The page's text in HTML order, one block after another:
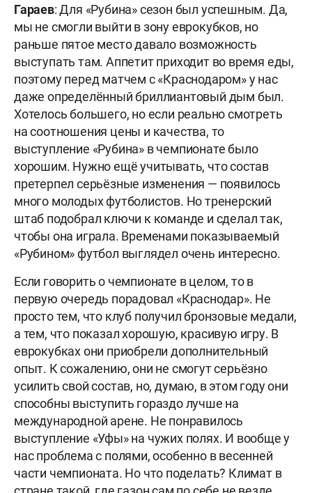
Гараев: Для «Рубина» сезон был успешным. Да,
мы не смогли выйти в зону еврокубков, но
раньше пятое место давало возможность
выступать там. Аппетит приходит во время еды,
поэтому перед матчем с «Краснодаром» у нас
даже определённый бриллиантовый дым был.
Хотелось большего, но если реально смотреть
на соотношения цены и качества, то
выступление «Рубина» в чемпионате было
хорошим. Нужно ещё учитывать, что состав
претерпел серьёзные изменения — появилось
много молодых футболистов. Но тренерский
штаб подобрал ключи к команде и сделал так,
чтобы она играла. Временами показываемый
«Рубином» футбол выглядел очень интересно.
Если говорить о чемпионате в целом, то в
первую очередь порадовал «Краснодар». Не
просто тем, что клуб получил бронзовые медали,
а тем, что показал хорошую, красивую игру. В
еврокубках они приобрели дополнительный
опыт. К сожалению, они не смогут серьёзно
усилить свой состав, но, думаю, в этом году они
способны выступить гораздо лучше на
международной арене. Не понравилось
выступление «Уфы» на чужих полях. И вообще у
нас проблема с полями, особенно в весенней
части чемпионата. Но что поделать? Климат в